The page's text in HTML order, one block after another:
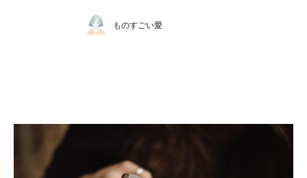
ものすごい愛